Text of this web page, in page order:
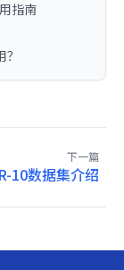
指南
下一篇
10数据集介绍